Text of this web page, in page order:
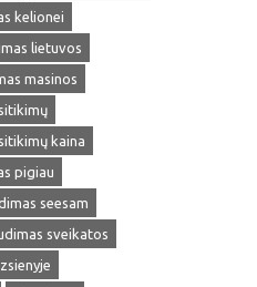
kelionei
lietuvos
masinos
kaina
pigiau
seesam
sveikatos